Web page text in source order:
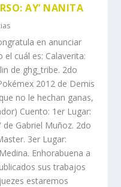
AY’ NANITA
en anunciar
cuál es: Calaverita:
de ghg_tribe. 2do
2012 de Demis
no le hechan ganas,
Cuento: 1er Lugar:
de Gabriel Muñoz. 2do
3er Lugar:
Enhorabuena a
sus trabajos
estaremos